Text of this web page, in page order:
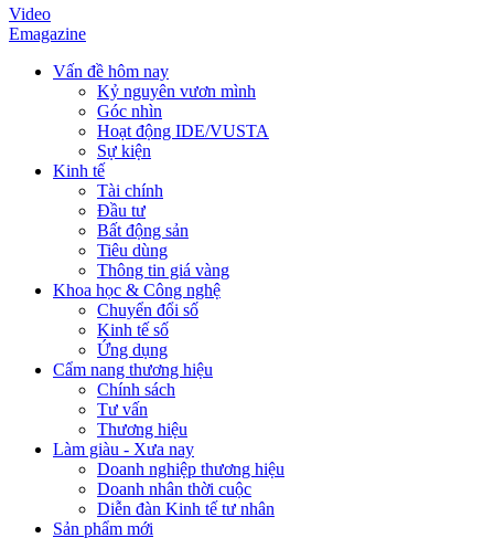
Video
Emagazine
Vấn đề hôm nay
Kỷ nguyên vươn mình
Góc nhìn
Hoạt động IDE/VUSTA
Sự kiện
Kinh tế
Tài chính
Đầu tư
Bất động sản
Tiêu dùng
Thông tin giá vàng
Khoa học & Công nghệ
Chuyển đổi số
Kinh tế số
Ứng dụng
Cẩm nang thương hiệu
Chính sách
Tư vấn
Thương hiệu
Làm giàu - Xưa nay
Doanh nghiệp thương hiệu
Doanh nhân thời cuộc
Diễn đàn Kinh tế tư nhân
Sản phẩm mới